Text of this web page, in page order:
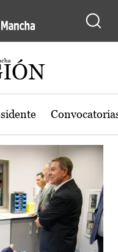
de Castilla-